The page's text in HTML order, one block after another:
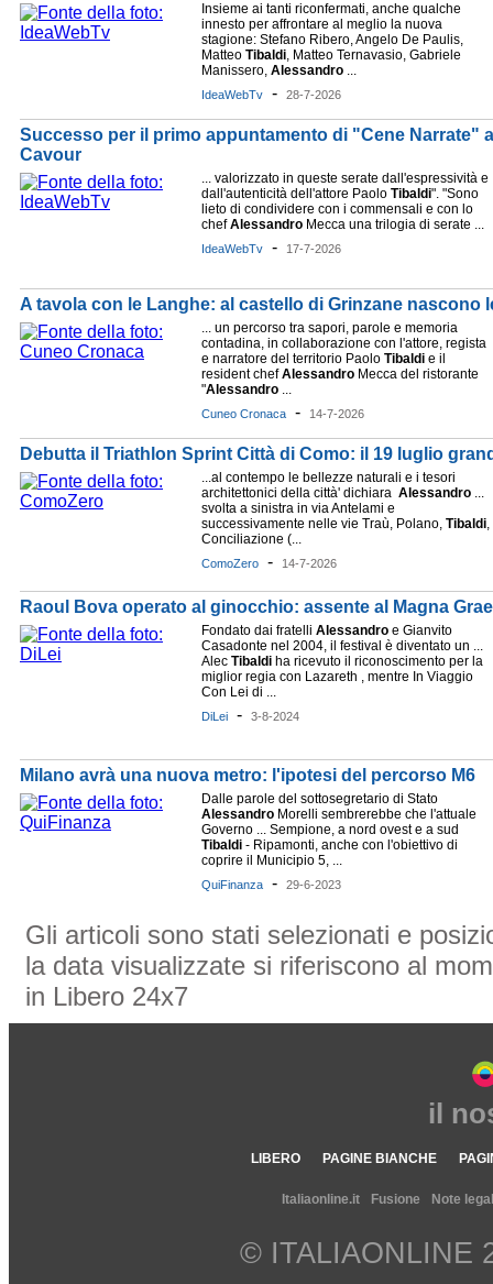
Insieme ai tanti riconfermati, anche qualche
innesto per affrontare al meglio la nuova
stagione: Stefano Ribero, Angelo De Paulis,
Matteo Tibaldi, Matteo Ternavasio, Gabriele
Manissero, Alessandro ...
IdeaWebTv - 28-7-2026
Successo per il primo appuntamento di "Cene Narrate"
Cavour
... valorizzato in queste serate dall'espressività e
dall'autenticità dell'attore Paolo Tibaldi". "Sono
lieto di condividere con i commensali e con lo
chefAlessandro Mecca una trilogia di serate ...
IdeaWebTv - 17-7-2026
A tavola con le Langhe: al castello di Grinzane nascono
... un percorso tra sapori, parole e memoria
contadina, in collaborazione con l'attore, regista
e narratore del territorio Paolo Tibaldi e il
resident chefAlessandro Mecca del ristorante
"Alessandro ...
Cuneo Cronaca - 14-7-2026
Debutta il Triathlon Sprint Città di Como: il 19 luglio
...al contempo le bellezze naturali e i tesori
architettonici della città' dichiara Alessandro ...
svolta a sinistra in via Antelami e
successivamente nelle vie Traù, Polano, Tibaldi,
Conciliazione (...
ComoZero - 14-7-2026
Raoul Bova operato al ginocchio: assente al Magna
Fondato dai fratelli Alessandro e Gianvito
Casadonte nel 2004, il festival è diventato un ...
Alec Tibaldi ha ricevuto il riconoscimento per la
miglior regia con Lazareth , mentre In Viaggio
Con Lei di ...
DiLei - 3-8-2024
Milano avrà una nuova metro: l'ipotesi del percorso M6
Dalle parole del sottosegretario di Stato
Alessandro Morelli sembrerebbe che l'attuale
Governo ... Sempione, a nord ovest e a sud
Tibaldi - Ripamonti, anche con l'obiettivo di
coprire il Municipio 5, ...
QuiFinanza - 29-6-2023
Gli articoli sono stati selezionati e
la data visualizzate si riferiscono al
in Libero 24x7
il
LIBERO PAGINE BIANCHE
Italiaonline.it Fusione Note
© ITALIAONLINE